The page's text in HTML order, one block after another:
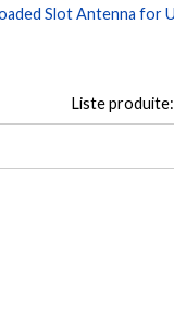
Slot Antenna for
Liste produite: